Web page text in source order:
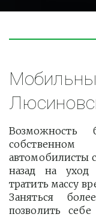
Возможность
автомобилисты
назад на уход
тратить массу
Заняться
позволить